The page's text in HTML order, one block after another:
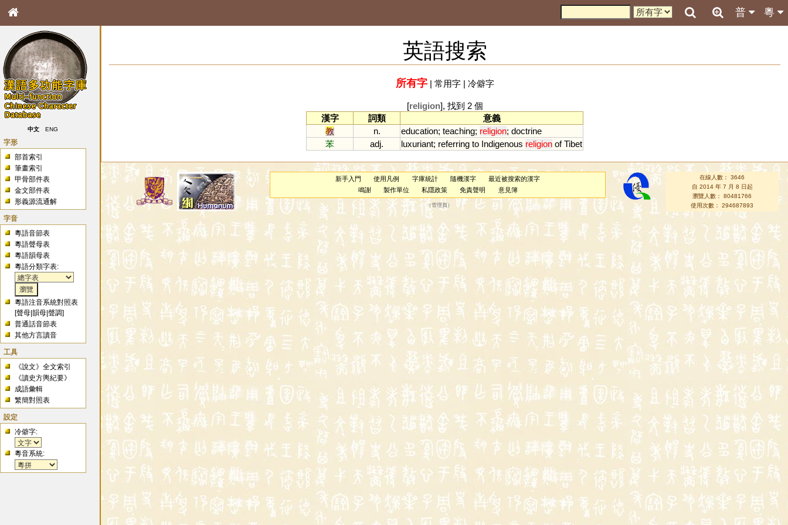
粵
普
中文 ENG
字形
部首索引
筆畫索引
甲骨部件表
金文部件表
形義源流通解
字音
粵語音節表
粵語聲母表
粵語韻母表
粵語分類字表:
粵語注音系統對照表
[聲母 |韻母 |聲調]
普通話音節表
其他方言讀音
工具
《說文》全文索引
《讀史方輿紀要》
成語彙輯
繁簡對照表
設定
冷僻字:
粵音系統:
英語搜索
所有字| 常用字| 冷僻字
[religion], 找到 2 個
漢字
詞類
意義
教
n. education; teaching; religion; doctrine
苯
adj. luxuriant; referring to Indigenous religion of Tibet
新手入門 使用凡例 字庫統計 隨機漢字
最近被搜索的漢字
鳴謝
製作單位 私隱政策 免責聲明 意見簿
（管理員 ）
在線人數： 3646
自 2014 年 7 月 8 日起
瀏覽人數： 80481766
使用次數： 294687893